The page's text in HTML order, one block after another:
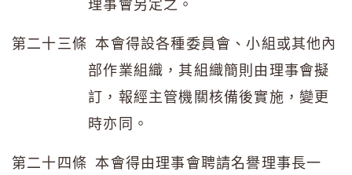
理事會另定之。
第二十三條 本會得設各種委員會、小組或其他內
部作業組織，其組織簡則由理事會擬
訂，報經主管機關核備後實施，變更
時亦同。
第二十四條 本會得由理事會聘請名譽理事長一